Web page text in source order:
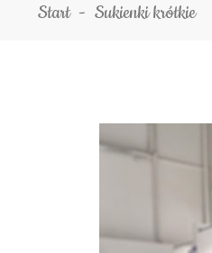
Start Sukienki krótkie